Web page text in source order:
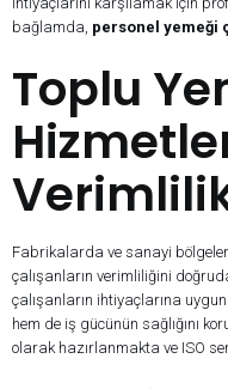
bağlamda, personel yemeği
Toplu
Verimlilik
Fabrikalarda ve sanayi
çalışanların verimliliğini
çalışanların ihtiyaçlarına
hem de iş gücünün sağlığını
olarak hazırlanmakta ve ISO